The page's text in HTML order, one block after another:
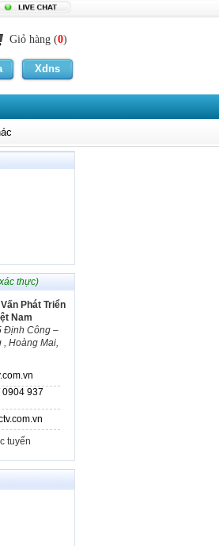
Giỏ hàng (0)
Xdns
thực)
Phát Triển
Nam
Định Công –
Hoàng Mai,
0904 937
tuyến